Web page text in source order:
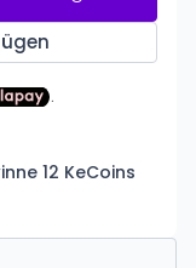
12 KeCoins